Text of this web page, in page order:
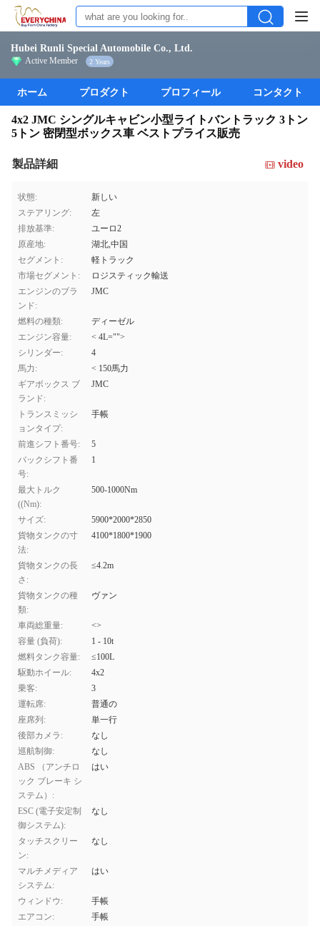
Hubei Runli Special Automobile Co., Ltd.
Active Member 2 Years
ホーム プロダクト プロフィール コンタクト
4x2 JMC シングルキャビン小型ライトバントラック 3トン
5トン 密閉型ボックス車 ベストプライス販売
製品詳細 video
状態:
新しい
ステアリング:
左
排放基準:
ユーロ2
原産地:
湖北,中国
セグメント:
軽トラック
市場セグメント:
ロジスティック輸送
エンジンのブラ
ンド:
JMC
燃料の種類:
ディーゼル
エンジン容量:
< 4L="">
シリンダー:
4
馬力:
< 150馬力
ギアボックス ブ
ランド:
JMC
トランスミッシ
ョンタイプ:
手帳
前進シフト番号:
5
バックシフト番
号:
1
最大トルク
((Nm):
500-1000Nm
サイズ:
5900*2000*2850
貨物タンクの寸
法:
4100*1800*1900
貨物タンクの長
さ:
≤4.2m
貨物タンクの種
類:
ヴァン
車両総重量:
<>
容量 (負荷):
1 - 10t
燃料タンク容量:
≤100L
駆動ホイール:
4x2
乗客:
3
運転席:
普通の
座席列:
単一行
後部カメラ:
なし
巡航制御:
なし
ABS （アンチロ
ック ブレーキ シ
ステム）:
はい
ESC (電子安定制
御システム):
なし
タッチスクリー
ン:
なし
マルチメディア
システム:
はい
ウィンドウ:
手帳
エアコン:
手帳